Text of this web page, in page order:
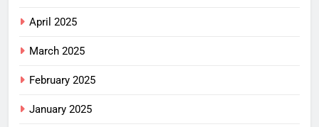
April 2025
March 2025
February 2025
January 2025